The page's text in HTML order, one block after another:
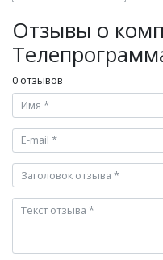
Отзывы о
0 отзывов